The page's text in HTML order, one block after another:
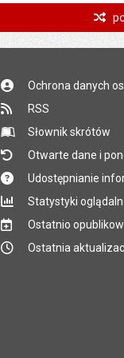
Ochrona danych
RSS
Słownik skrótów
Otwarte dane i
Udostępnianie
Statystyki
Ostatnio
Ostatnia